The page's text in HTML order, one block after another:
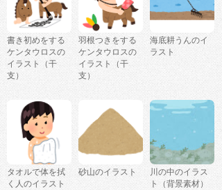
書き初めをする
ケンタウロスの
イラスト（干
支）
羽根つきをする
ケンタウロスの
イラスト（干
支）
海底耕うんのイ
ラスト
タオルで体を拭
く人のイラスト
砂山のイラスト
川の中のイラス
ト（背景素材）